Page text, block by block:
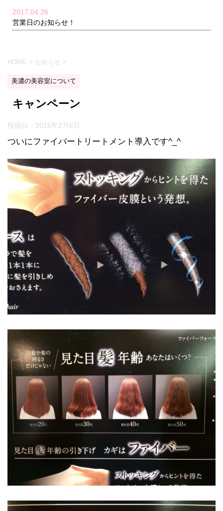
2017.04.26
営業日のお知らせ！
HOME > お知らせ >
美濃の美容室について
キャンペーン
投稿日： 2015年2月6日
ついにファイバートリートメント導入です^_^